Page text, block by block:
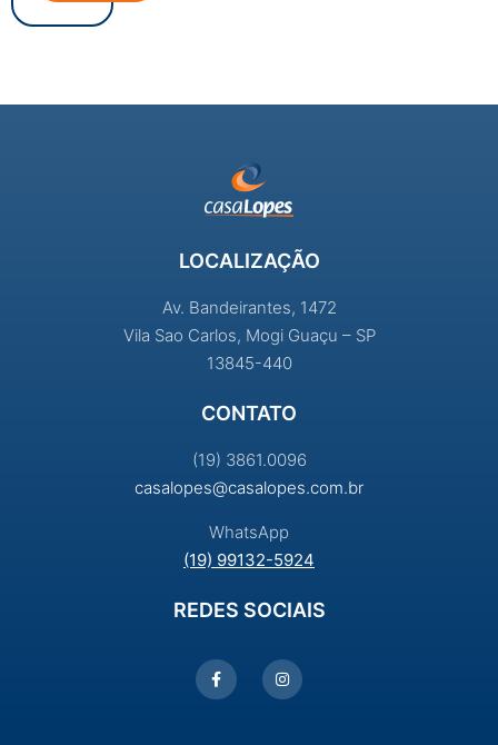
LOCALIZAÇÃO
Av. Bandeirantes, 1472
Vila Sao Carlos, Mogi Guaçu – SP
13845-440
CONTATO
(19) 3861.0096
casalopes@casalopes.com.br
WhatsApp
(19) 99132-5924
REDES SOCIAIS